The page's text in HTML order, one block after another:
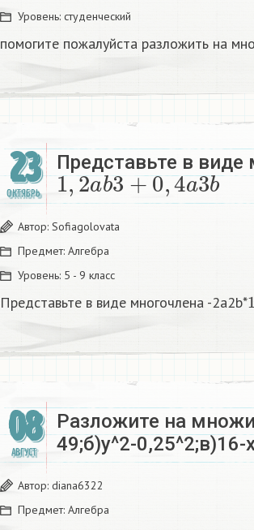
Уровень: студенческий
помогите пожалуйста разложить на
23
ОКТЯБРЬ
Представьте в виде
1,2ab3+0,4a3b
Автор: Sofiagolovata
Предмет: Алгебра
Уровень: 5 - 9 класс
Представьте в виде многочлена -2а2b*
1
08
АВГУСТ
Разложите на
49;б)y^2-0,25^2;в)16-
Автор: diana6322
Предмет: Алгебра